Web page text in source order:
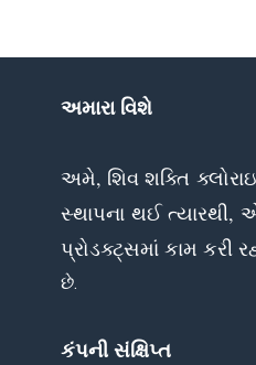
અમારા વિશે
અમે, શિવ શક્તિ
સ્થાપના થઈ ત્યારથી,
પ્રોડક્ટ્સમાં કામ કરી
છે.
કંપની સંક્ષિપ્ત